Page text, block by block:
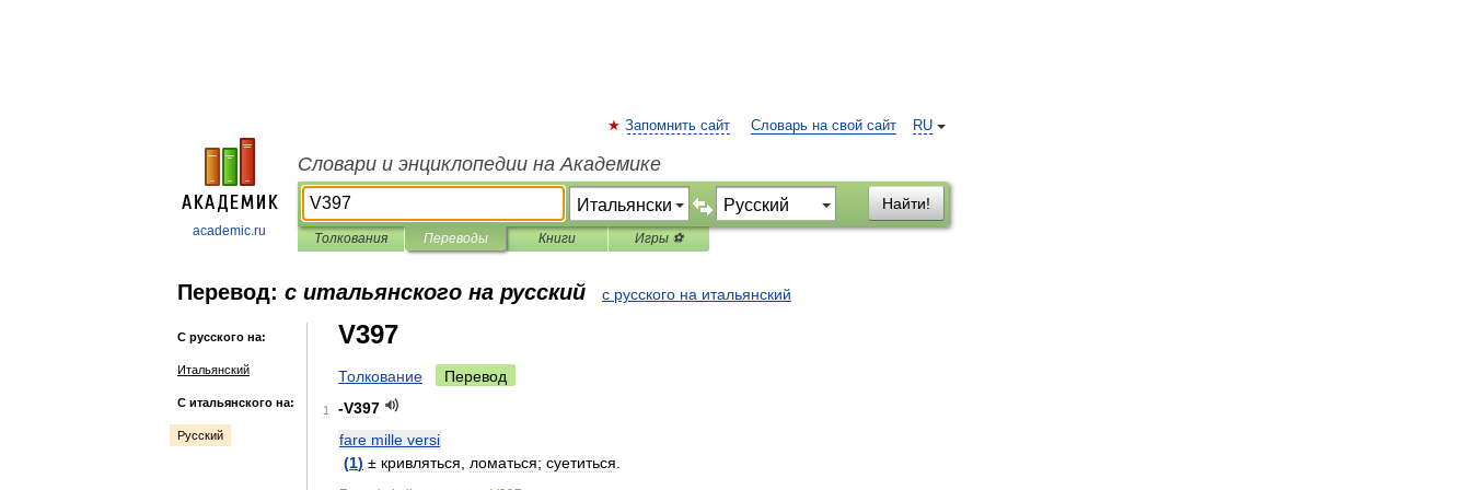
academic.ru
RU
Запомнить сайт Словарь на свой сайт
Словари и энциклопедии на Академике
Найти!
Толкования Переводы Книги Игры ⚽
Перевод: с итальянского на русский с русского на итальянский
С русского на:
Итальянский
С итальянского на:
Русский
V397
Толкование Перевод
1 -V397
fare mille versi
(1) ± кривляться ломаться; суетиться